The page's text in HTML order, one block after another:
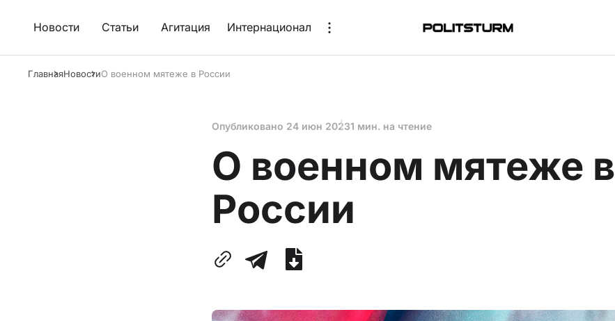
Новости Статьи Агитация Интернационал
ГлавнаяНовостиО военном мятеже в России
Опубликовано 24 июн 20231 мин. на чтение
О военном мятеже в
России